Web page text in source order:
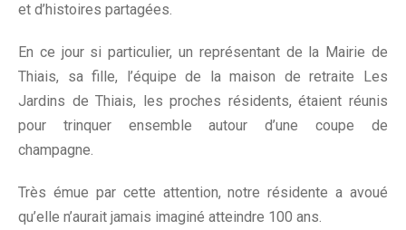
et d’histoires partagées.
En ce jour si particulier, un représentant de la Mairie de
Thiais, sa fille, l’équipe de la maison de retraite Les
Jardins de Thiais, les proches résidents, étaient réunis
pour trinquer ensemble autour d’une coupe de
champagne.
Très émue par cette attention, notre résidente a avoué
qu’elle n’aurait jamais imaginé atteindre 100 ans.